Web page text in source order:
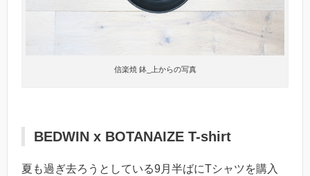
信楽焼 鉢_上からの写真
BEDWIN x BOTANAIZE T-shirt
夏も過ぎ去ろうとしている9月半ばにTシャツを購入